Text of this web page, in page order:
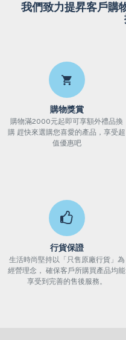
我們致力提昇客戶購
購物獎賞
購物滿2000元起即可享額外禮品換
購 趕快來選購您喜愛的產品，享受超
值優惠吧
行貨保證
生活時尚堅持以「只售原廠行貨」為
經營理念， 確保客戶所購買產品均能
享受到完善的售後服務。